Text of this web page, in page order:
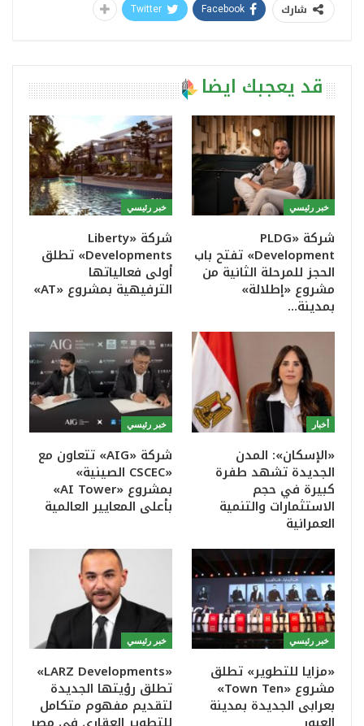
شارك Facebook
Twitter
قد يعجبك ايضا
خبر رئيسي
شركة «PLDG
Development» تفتح باب
الحجز للمرحلة الثانية من
مشروع «إطلالة»
بمدينة…
خبر رئيسي
شركة «Liberty
Developments» تطلق
أولى فعالياتها
الترفيهية بمشروع «AT»
أخبار
«الإسكان»: المدن
الجديدة تشهد طفرة
كبيرة في حجم
الاستثمارات والتنمية
العمرانية
خبر رئيسي
شركة «AIG» تتعاون مع
«CSCEC الصينية»
بمشروع «AI Tower»
بأعلى المعايير العالمية
خبر رئيسي
«مزايا للتطوير» تطلق
مشروع «Town Ten»
بعرابى الجديدة بمدينة
خبر رئيسي
«LARZ Developments»
تطلق رؤيتها الجديدة
لتقديم مفهوم متكامل